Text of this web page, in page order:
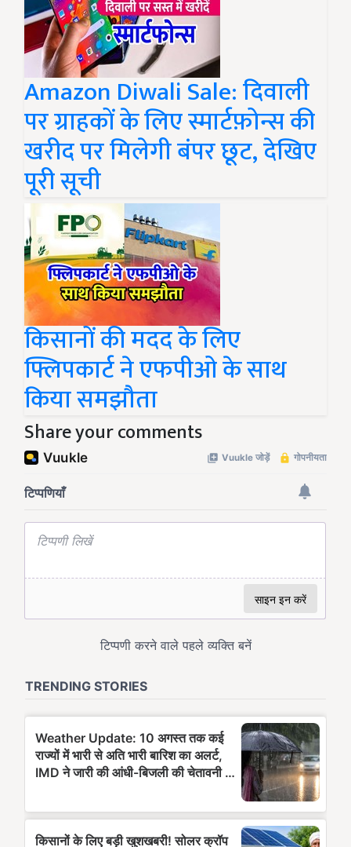
Amazon Diwali Sale: दिवाली
पर ग्राहकों के लिए स्मार्टफ़ोन्स की
खरीद पर मिलेगी बंपर छूट, देखिए
पूरी सूची
किसानों की मदद के लिए
फ्लिपकार्ट ने एफपीओ के साथ
किया समझौता
Share your comments